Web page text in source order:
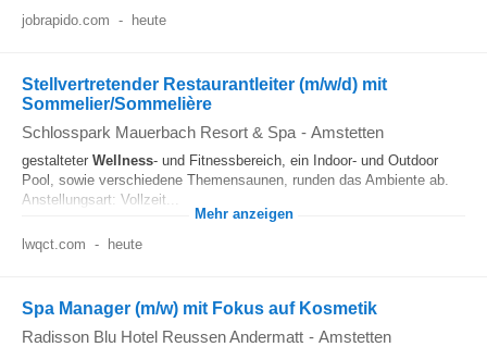
jobrapido.com - heute
Stellvertretender Restaurantleiter (m/w/d) mit
Sommelier/Sommelière
Schlosspark Mauerbach Resort & Spa - Amstetten
gestalteter Wellness- und Fitnessbereich, ein Indoor- und Outdoor
Pool, sowie verschiedene Themensaunen, runden das Ambiente ab.
Anstellungsart: Vollzeit...
Mehr anzeigen
lwqct.com - heute
Spa Manager (m/w) mit Fokus auf Kosmetik
Radisson Blu Hotel Reussen Andermatt - Amstetten